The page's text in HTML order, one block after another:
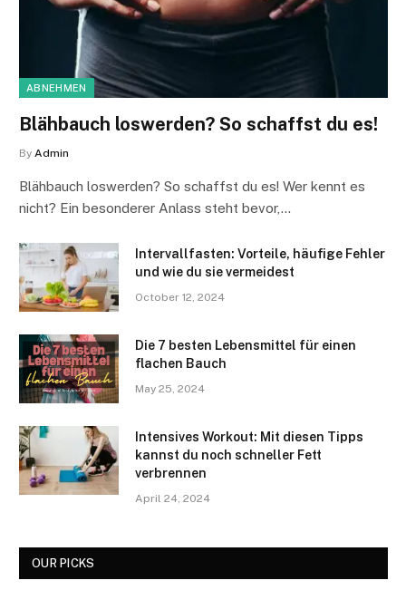
ABNEHMEN
Blähbauch loswerden? So schaffst du es!
By Admin
Blähbauch loswerden? So schaffst du es! Wer kennt es
nicht? Ein besonderer Anlass steht bevor,…
Intervallfasten: Vorteile, häufige Fehler
und wie du sie vermeidest
October 12, 2024
Die 7 besten Lebensmittel für einen
flachen Bauch
May 25, 2024
Intensives Workout: Mit diesen Tipps
kannst du noch schneller Fett
verbrennen
April 24, 2024
OUR PICKS